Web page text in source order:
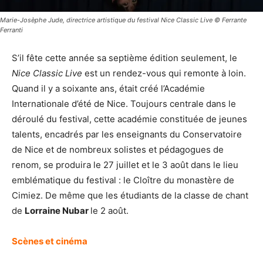
Marie-Josèphe Jude, directrice artistique du festival Nice Classic Live © Ferrante
Ferranti
S’il fête cette année sa septième édition seulement, le
Nice Classic Live est un rendez-vous qui remonte à loin.
Quand il y a soixante ans, était créé l’Académie
Internationale d’été de Nice. Toujours centrale dans le
déroulé du festival, cette académie constituée de jeunes
talents, encadrés par les enseignants du Conservatoire
de Nice et de nombreux solistes et pédagogues de
renom, se produira le 27 juillet et le 3 août dans le lieu
emblématique du festival : le Cloître du monastère de
Cimiez. De même que les étudiants de la classe de chant
de Lorraine Nubar le 2 août.
Scènes et cinéma